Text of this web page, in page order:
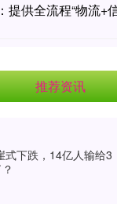
提供全流程“物流+
推荐资讯
式下跌，14亿人输给3